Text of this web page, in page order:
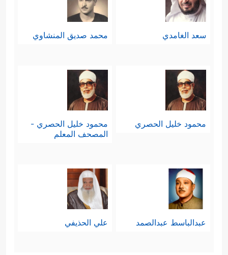
سعد الغامدي محمد صديق المنشاوي
محمود خليل الحصري
محمود خليل الحصري -
المصحف المعلم
عبدالباسط عبدالصمد علي الحذيفي